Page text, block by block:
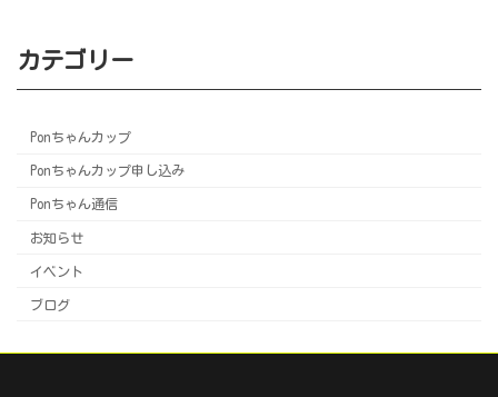
カテゴリー
Ponちゃんカップ
Ponちゃんカップ申し込み
Ponちゃん通信
お知らせ
イベント
ブログ